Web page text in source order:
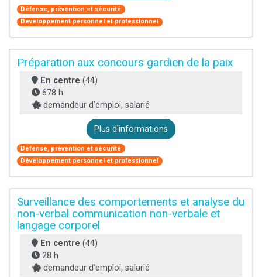
Défense, prévention et sécurité
Développement personnel et professionnel
Préparation aux concours gardien de la paix
En centre (44)
678 h
demandeur d’emploi, salarié
Plus d'informations
Défense, prévention et sécurité
Développement personnel et professionnel
Surveillance des comportements et analyse du
non-verbal communication non-verbale et
langage corporel
En centre (44)
28 h
demandeur d’emploi, salarié